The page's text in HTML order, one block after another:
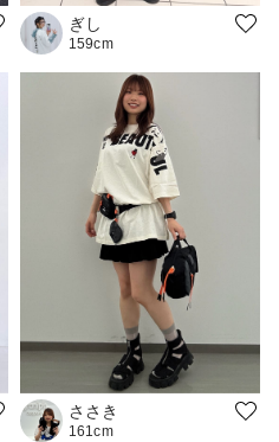
ぎし
159cm
ささき
161cm